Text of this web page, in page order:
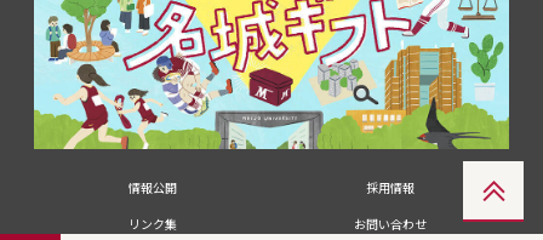
情報公開
採用情報
リンク集
お問い合わせ